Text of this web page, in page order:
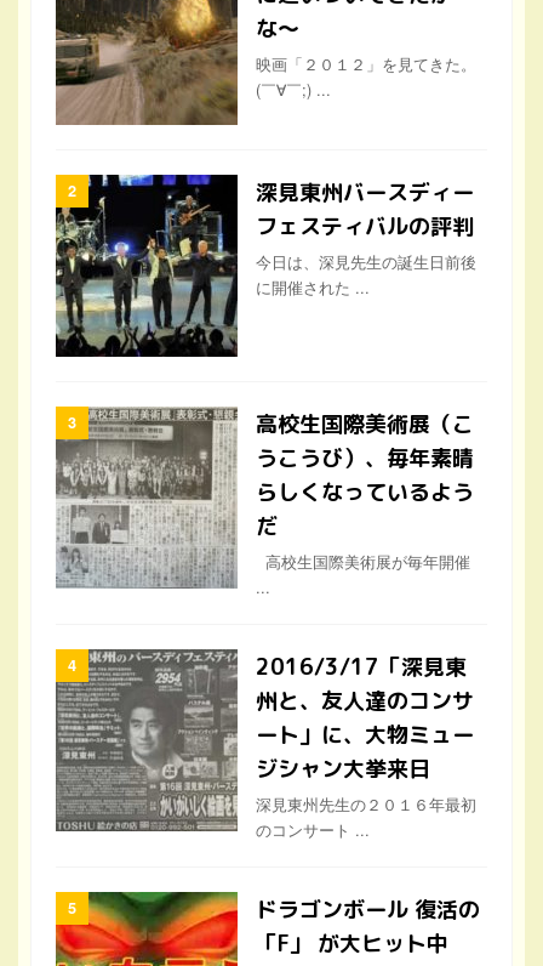
な〜
映画「２０１２」を見てきた。
(￣∀￣;) ...
深見東州バースディー
フェスティバルの評判
今日は、深見先生の誕生日前後
に開催された ...
高校生国際美術展（こ
うこうび）、毎年素晴
らしくなっているよう
だ
高校生国際美術展が毎年開催
...
2016/3/17「深見東
州と、友人達のコンサ
ート」に、大物ミュー
ジシャン大挙来日
深見東州先生の２０１６年最初
のコンサート ...
ドラゴンボール 復活の
「F」 が大ヒット中